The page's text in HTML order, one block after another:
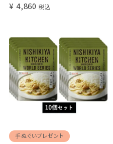
¥ 4,860 税込
手ぬぐいプレゼント